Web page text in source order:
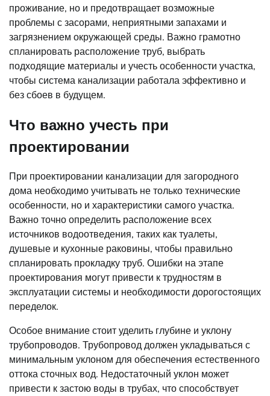
проживание, но и предотвращает возможные
проблемы с засорами, неприятными запахами и
загрязнением окружающей среды. Важно грамотно
спланировать расположение труб, выбрать
подходящие материалы и учесть особенности участка,
чтобы система канализации работала эффективно и
без сбоев в будущем.
Что важно учесть при
проектировании
При проектировании канализации для загородного
дома необходимо учитывать не только технические
особенности, но и характеристики самого участка.
Важно точно определить расположение всех
источников водоотведения, таких как туалеты,
душевые и кухонные раковины, чтобы правильно
спланировать прокладку труб. Ошибки на этапе
проектирования могут привести к трудностям в
эксплуатации системы и необходимости дорогостоящих
переделок.
Особое внимание стоит уделить глубине и уклону
трубопроводов. Трубопровод должен укладываться с
минимальным уклоном для обеспечения естественного
оттока сточных вод. Недостаточный уклон может
привести к застою воды в трубах, что способствует